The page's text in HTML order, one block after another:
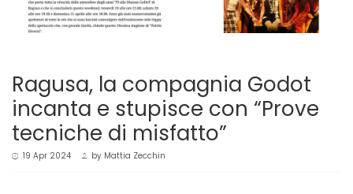
Ragusa, la compagnia Godot
incanta e stupisce con “Prove
tecniche di misfatto”
19 Apr 2024 by Mattia Zecchin